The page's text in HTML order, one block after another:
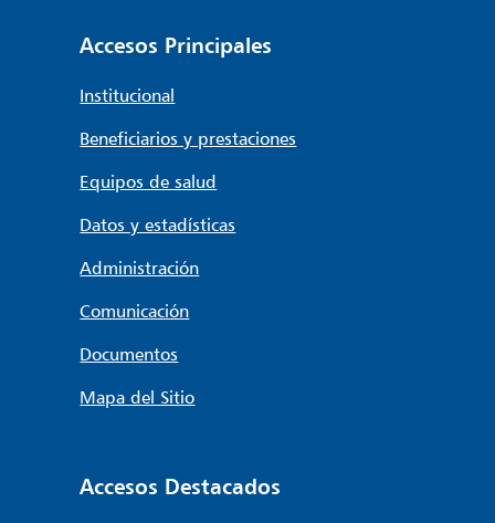
Accesos Principales
Institucional
Beneficiarios y prestaciones
Equipos de salud
Datos y estadísticas
Administración
Comunicación
Documentos
Mapa del Sitio
Accesos Destacados